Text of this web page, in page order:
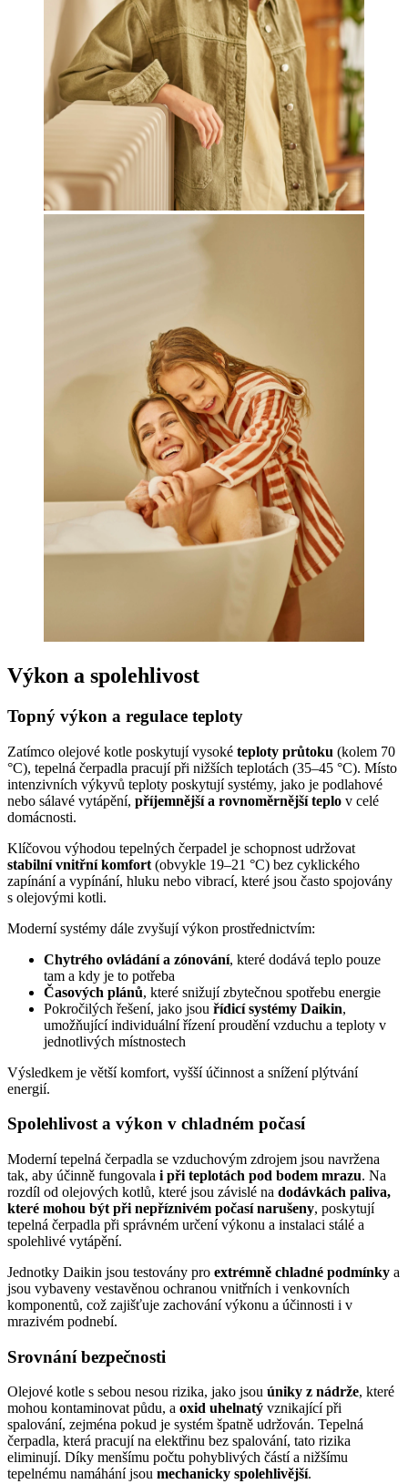
Výkon a spolehlivost
Topný výkon a regulace teploty
Zatímco olejové kotle poskytují vysoké teploty průtoku (kolem 70
°C), tepelná čerpadla pracují při nižších teplotách (35–45 °C). Místo
intenzivních výkyvů teploty poskytují systémy, jako je podlahové
nebo sálavé vytápění, příjemnější a rovnoměrnější teplo v celé
domácnosti.
Klíčovou výhodou tepelných čerpadel je schopnost udržovat
stabilní vnitřní komfort (obvykle 19–21 °C) bez cyklického
zapínání a vypínání, hluku nebo vibrací, které jsou často spojovány
s olejovými kotli.
Moderní systémy dále zvyšují výkon prostřednictvím:
Chytrého ovládání a zónování, které dodává teplo pouze
tam a kdy je to potřeba
Časových plánů, které snižují zbytečnou spotřebu energie
Pokročilých řešení, jako jsou řídicí systémy Daikin,
umožňující individuální řízení proudění vzduchu a teploty v
jednotlivých místnostech
Výsledkem je větší komfort, vyšší účinnost a snížení plýtvání
energií.
Spolehlivost a výkon v chladném počasí
Moderní tepelná čerpadla se vzduchovým zdrojem jsou navržena
tak, aby účinně fungovala i při teplotách pod bodem mrazu. Na
rozdíl od olejových kotlů, které jsou závislé na dodávkách paliva,
které mohou být při nepříznivém počasí narušeny, poskytují
tepelná čerpadla při správném určení výkonu a instalaci stálé a
spolehlivé vytápění.
Jednotky Daikin jsou testovány pro extrémně chladné podmínky a
jsou vybaveny vestavěnou ochranou vnitřních i venkovních
komponentů, což zajišťuje zachování výkonu a účinnosti i v
mrazivém podnebí.
Srovnání bezpečnosti
Olejové kotle s sebou nesou rizika, jako jsou úniky z nádrže, které
mohou kontaminovat půdu, a oxid uhelnatý vznikající při
spalování, zejména pokud je systém špatně udržován. Tepelná
čerpadla, která pracují na elektřinu bez spalování, tato rizika
eliminují. Díky menšímu počtu pohyblivých částí a nižšímu
tepelnému namáhání jsou mechanicky spolehlivější.